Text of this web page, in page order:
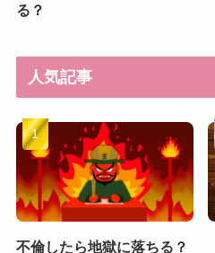
る？
人気記事
不倫したら地獄に落ちる？